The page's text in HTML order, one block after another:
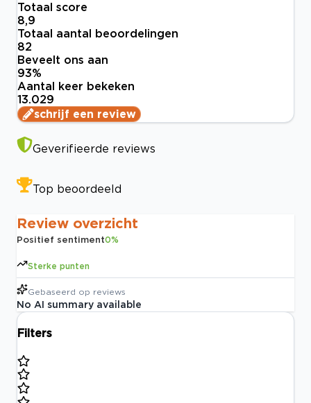
Totaal score
8,9
Totaal aantal beoordelingen
82
Beveelt ons aan
93%
Aantal keer bekeken
13.029
schrijf een review
Geverifieerde reviews
Top beoordeeld
Review overzicht
Positief sentiment0%
Sterke punten
Gebaseerd op reviews
No AI summary available
Filters